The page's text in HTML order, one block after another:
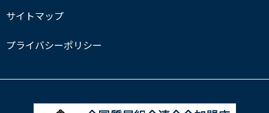
サイトマップ
プライバシーポリシー